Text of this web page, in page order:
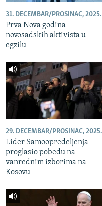
31. DECEMBAR/PROSINAC, 2025.
Prva Nova godina
novosadskih aktivista u
egzilu
29. DECEMBAR/PROSINAC, 2025.
Lider Samoopredeljenja
proglasio pobedu na
vanrednim izborima na
Kosovu